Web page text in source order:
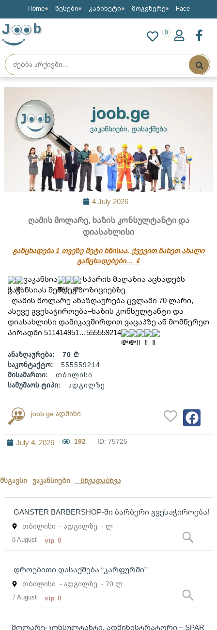
Home წესები კაბინეტი მოგვწერე Face
J b 0
4 July 2026
ღამის მოლარე, ხაზის კონსულტანტი და
დიასახლისი
განცხადება 1 თვეზე მეტი ხნისაა, ქვევით ნახეთ ახალი
განცხადებები… ⇓
ვაკანსია
სპარის მაღაზია აცხადებს
ვაკანსიას შემდეგ პოზიციებზე
–ღამის მოლარე ანაზღაურება ცვლაში 70 ლარი,
ასევე გვესაჭიროება–ხაზის კონსულტანტი და
დიასახლისი დამიკავშირდით ვაცაპზე ან მომწერეთ
პირადში 511414951…555559214
ანაზღაურება:
70 ₾
საკონტაქტო:
555559214
მისამართი:
თბილისი
სამუშაოს ტიპი:
ადგილზე
joob.ge ადმინი
July 4, 2026 192 ID: 75725
მსგავსი ვაკანსიები სხვადასხვა
GANSTER BARBERSHOP-ში ბარბერი გვესაჭიროება!
თბილისი - ადგილზე - ლ
8 August vip 0
დროებითი დასაქმება “კარფურში”
თბილისი - ადგილზე - 70 ლ
7 August vip 0
მოლარე-კონსულტანტი, ადმინისტრატორი – SPAR